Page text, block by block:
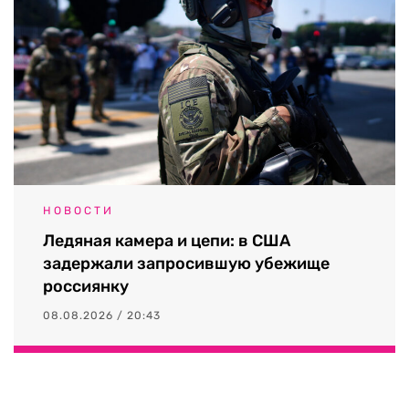
НОВОСТИ
Ледяная камера и цепи: в США
задержали запросившую убежище
россиянку
08.08.2026 / 20:43